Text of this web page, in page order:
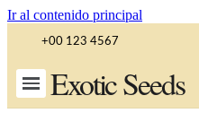
Ir al contenido principal
+00 123 4567
Exotic Seeds